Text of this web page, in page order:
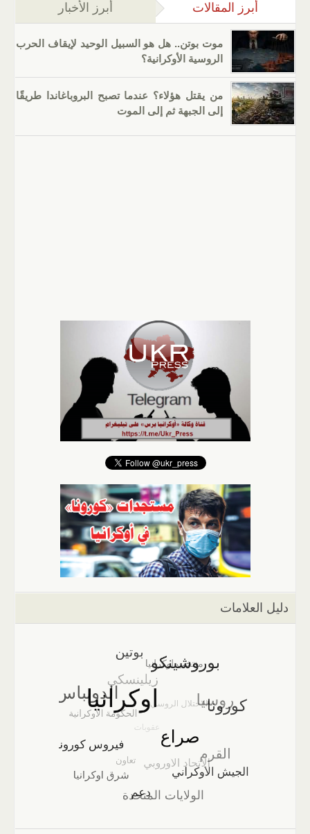
أبرز المقالات (علامة التبويب النشطة)
أبرز الأخبار
موت بوتن.. هل هو السبيل الوحيد لإيقاف الحرب
الروسية الأوكرانية؟
من يقتل هؤلاء؟ عندما تصبح البروباغاندا طريقًا
إلى الجبهة ثم إلى الموت
دليل العلامات